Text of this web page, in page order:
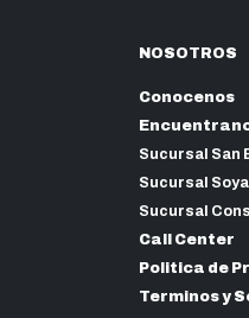
NOSOTROS
Conocenos
Sucursal San
Sucursal
Sucursal
Call Center
Politica de
Terminos y